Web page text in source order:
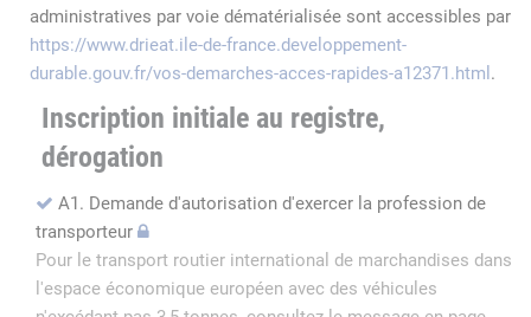
administratives par voie dématérialisée sont accessibles par
https://www.drieat.ile-de-france.developpement-
durable.gouv.fr/vos-demarches-acces-rapides-a12371.html .
Inscription initiale au registre,
dérogation
A1. Demande d'autorisation d'exercer la profession de
transporteur
Pour le transport routier international de marchandises dans
l'espace économique européen avec des véhicules